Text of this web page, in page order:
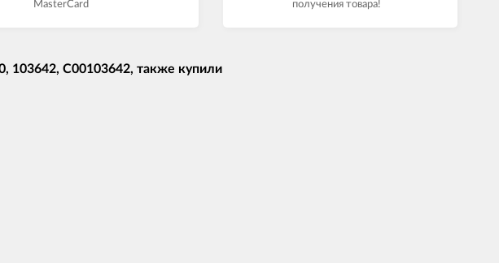
MasterCard
получения товара!
103642, C00103642, также купили